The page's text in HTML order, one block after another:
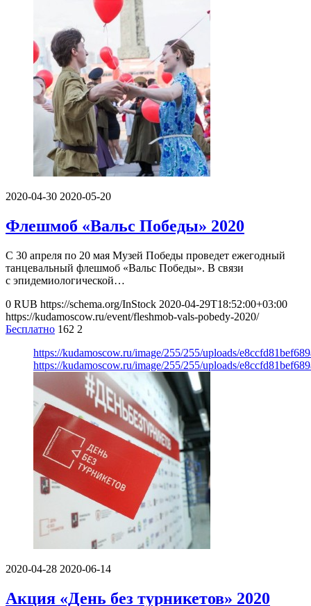
2020-04-30 2020-05-20
Флешмоб «Вальс Победы» 2020
С 30 апреля по 20 мая Музей Победы проведет ежегодный
танцевальный флешмоб «Вальс Победы». В связи
с эпидемиологической…
0 RUB https://schema.org/InStock 2020-04-29T18:52:00+03:00
https://kudamoscow.ru/event/fleshmob-vals-pobedy-2020/
Бесплатно 162 2
https://kudamoscow.ru/image/255/255/uploads/
https://kudamoscow.ru/image/255/255/uploads/
2020-04-28 2020-06-14
Акция «День без турникетов» 2020